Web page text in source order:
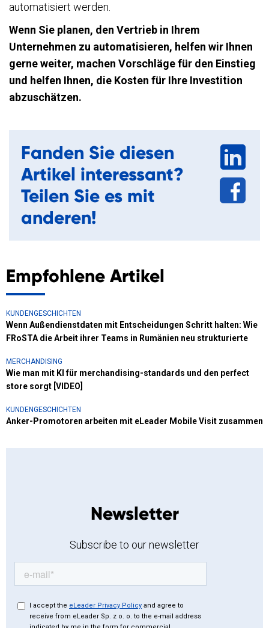
automatisiert werden.
Wenn Sie planen, den Vertrieb in Ihrem
Unternehmen zu automatisieren, helfen wir Ihnen
gerne weiter, machen Vorschläge für den Einstieg
und helfen Ihnen, die Kosten für Ihre Investition
abzuschätzen.
Fanden Sie diesen
Artikel interessant?
Teilen Sie es mit
anderen!
Empfohlene Artikel
KUNDENGESCHICHTEN
Wenn Außendienstdaten mit Entscheidungen Schritt halten: Wie
FRoSTA die Arbeit ihrer Teams in Rumänien neu strukturierte
MERCHANDISING
Wie man mit KI für merchandising-standards und den perfect
store sorgt [VIDEO]
KUNDENGESCHICHTEN
Anker-Promotoren arbeiten mit eLeader Mobile Visit zusammen
Newsletter
Subscribe to our newsletter